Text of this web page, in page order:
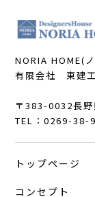
NORIA HOME(
有限会社 東建
〒383-0032長
TEL：0269-38-
トップページ
コンセプト